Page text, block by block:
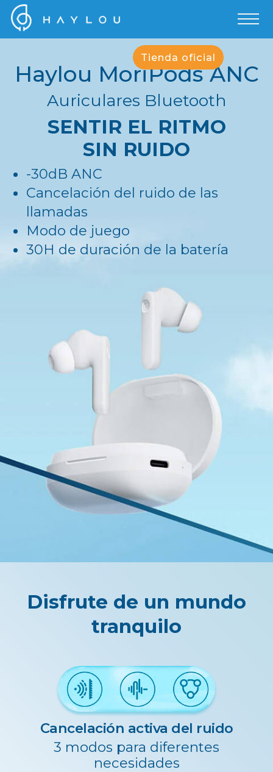
Tienda oficial
Haylou MoriPods ANC
Auriculares Bluetooth
SENTIR EL RITMO
SIN RUIDO
-30dB ANC
Cancelación del ruido de las
llamadas
Modo de juego
30H de duración de la batería
Disfrute de un mundo
tranquilo
Cancelación activa del ruido
3 modos para diferentes
necesidades